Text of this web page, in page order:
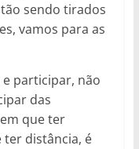
sendo tirados
vamos para as
participar, não
das
que ter
ter distância, é